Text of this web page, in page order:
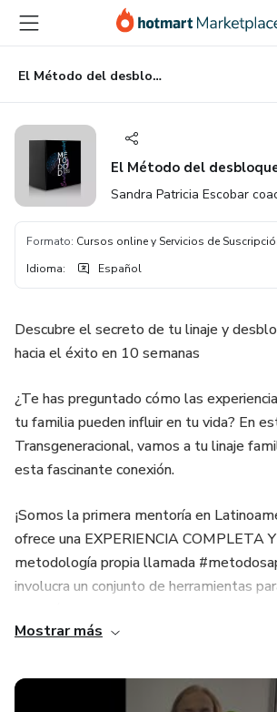
principal
página
de
página
El Método del desbloqueo
El Método del
Sandra Patricia Escobar
Formato: Cursos online y Servicios de
Idioma: Español
Descubre el secreto de tu linaje y
hacia el éxito en 10 semanas
¿Te has preguntado cómo las
tu familia pueden influir en tu vida? En
Transgeneracional, vamos a tu linaje
esta fascinante conexión.
¡Somos la primera mentoría en
ofrece una EXPERIENCIA COMPLETA
metodología propia llamada
involucra un conjunto de herramientas
Descubrirás cómo los eventos y
Mostrar más